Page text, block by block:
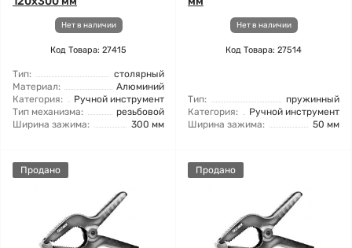
Нет в наличии
Код Товара: 27415
Тип:
столярный
Материал:
Алюминий
Категория:
Ручной инструмент
Тип механизма:
резьбовой
Ширина зажима:
300 мм
Нет в наличии
Код Товара: 27514
Тип:
пружинный
Категория:
Ручной инструмент
Ширина зажима:
50 мм
Продано Продано